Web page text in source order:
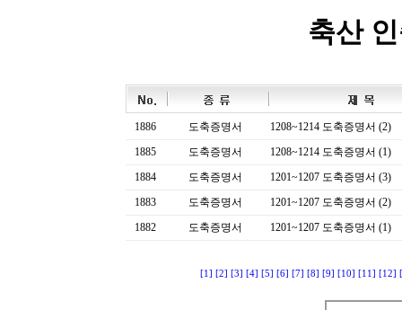
축산
1886 도축증명서
1208~1214 도축증명서 (2)
1885
도축증명서
1208~1214 도축증명서 (1)
1884
도축증명서
1201~1207 도축증명서 (3)
1883
도축증명서
1201~1207 도축증명서 (2)
1882
도축증명서 1201~1207 도축증명서 (1)
[1] [2] [3] [4] [5] [6] [7] [8] [9] [10] [11] [12]